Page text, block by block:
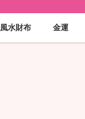
風水財布 金運